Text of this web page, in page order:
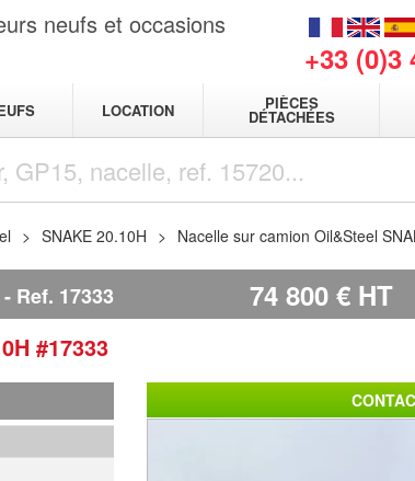
neufs et occasions
+33 (0)3
LOCATION PIÈCES
DÉTACHÉES
SNAKE 20.10H Nacelle sur camion Oil&Steel
Ref. 17333 74 800 € HT
#17333